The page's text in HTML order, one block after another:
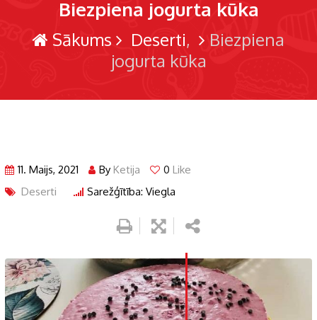
Biezpiena jogurta kūka
Sākums Deserti
Biezpiena
jogurta kūka
11. Maijs, 2021 By Ketija 0 Like
Deserti
Sarežģītība: Viegla